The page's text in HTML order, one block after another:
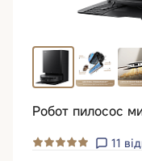
Робот пилосос
11